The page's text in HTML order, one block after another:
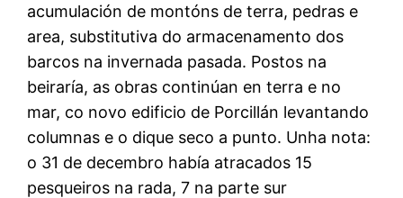
acumulación de montóns de terra, pedras e
area, substitutiva do armacenamento dos
barcos na invernada pasada. Postos na
beiraría, as obras continúan en terra e no
mar, co novo edificio de Porcillán levantando
columnas e o dique seco a punto. Unha nota:
o 31 de decembro había atracados 15
pesqueiros na rada, 7 na parte sur